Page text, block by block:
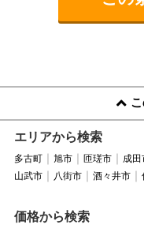
エリアから検索
多古町 旭市 匝瑳市 成田
山武市
八街市 酒々井市
価格から検索